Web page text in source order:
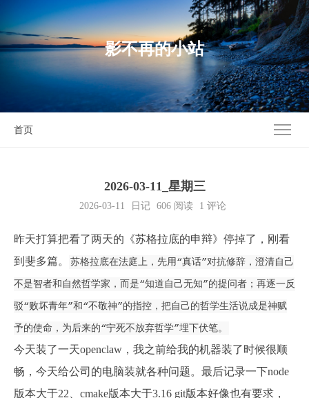
影不再的小站
首页
2026-03-11_星期三
2026-03-11 日记 606 阅读 1 评论
昨天打算把看了两天的《苏格拉底的申辩》停掉了，刚看
到斐多篇。
苏格拉底在法庭上，先用“真话”对抗修辞，澄清自己
不是智者和自然哲学家，而是“知道自己无知”的提问者；再逐一反
驳“败坏青年”和“不敬神”的指控，把自己的哲学生活说成是神赋
予的使命，为后来的“宁死不放弃哲学”埋下伏笔。
今天装了一天openclaw，我之前给我的机器装了时候很顺
畅，今天给公司的电脑装就各种问题。最后记录一下node
版本大于22、cmake版本大于3.16 git版本好像也有要求，